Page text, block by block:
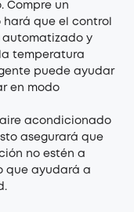
Compre un
que el control
automatizado y
temperatura
puede ayudar
en modo
acondicionado
asegurará que
no estén a
que ayudará a